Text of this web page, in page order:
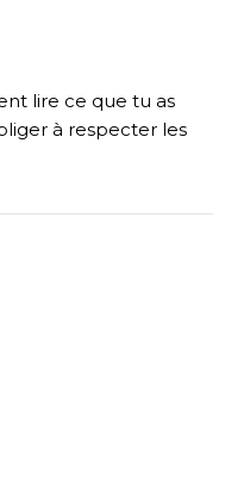
lire ce que tu as
à respecter les